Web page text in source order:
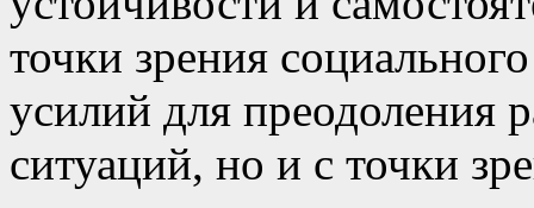
точки зрения
усилий для преодоления
ситуаций, но и с точки